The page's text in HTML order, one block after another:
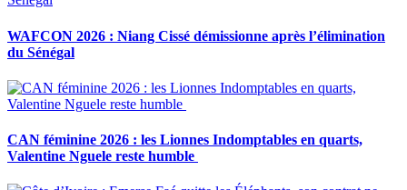
WAFCON 2026 : Niang Cissé démissionne après l’élimination
du Sénégal
CAN féminine 2026 : les Lionnes Indomptables en quarts,
Valentine Nguele reste humble